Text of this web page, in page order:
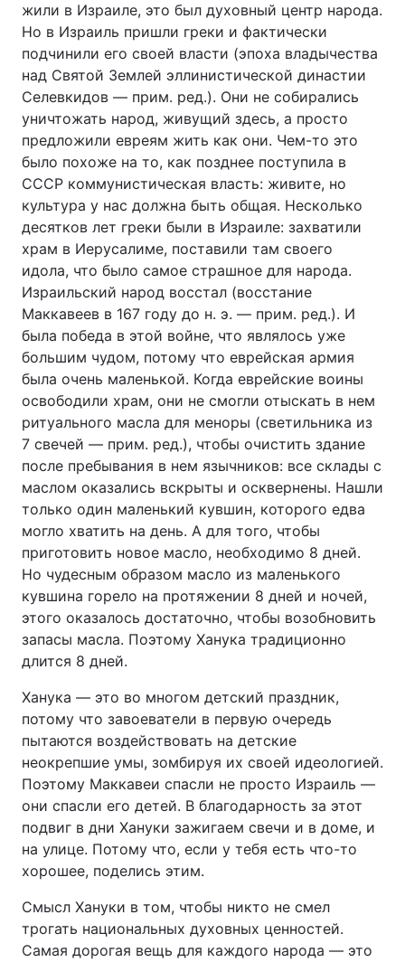
жили в Израиле, это был духовный центр народа.
Но в Израиль пришли греки и фактически
подчинили его своей власти (эпоха владычества
над Святой Землей эллинистической династии
Селевкидов — прим. ред.). Они не собирались
уничтожать народ, живущий здесь, а просто
предложили евреям жить как они. Чем-то это
было похоже на то, как позднее поступила в
СССР коммунистическая власть: живите, но
культура у нас должна быть общая. Несколько
десятков лет греки были в Израиле: захватили
храм в Иерусалиме, поставили там своего
идола, что было самое страшное для народа.
Израильский народ восстал (восстание
Маккавеев в 167 году до н. э. — прим. ред.). И
была победа в этой войне, что являлось уже
большим чудом, потому что еврейская армия
была очень маленькой. Когда еврейские воины
освободили храм, они не смогли отыскать в нем
ритуального масла для меноры (светильника из
7 свечей — прим. ред.), чтобы очистить здание
после пребывания в нем язычников: все склады с
маслом оказались вскрыты и осквернены. Нашли
только один маленький кувшин, которого едва
могло хватить на день. А для того, чтобы
приготовить новое масло, необходимо 8 дней.
Но чудесным образом масло из маленького
кувшина горело на протяжении 8 дней и ночей,
этого оказалось достаточно, чтобы возобновить
запасы масла. Поэтому Ханука традиционно
длится 8 дней.
Ханука — это во многом детский праздник,
потому что завоеватели в первую очередь
пытаются воздействовать на детские
неокрепшие умы, зомбируя их своей идеологией.
Поэтому Маккавеи спасли не просто Израиль —
они спасли его детей. В благодарность за этот
подвиг в дни Хануки зажигаем свечи и в доме, и
на улице. Потому что, если у тебя есть что-то
хорошее, поделись этим.
Смысл Хануки в том, чтобы никто не смел
трогать национальных духовных ценностей.
Самая дорогая вещь для каждого народа — это